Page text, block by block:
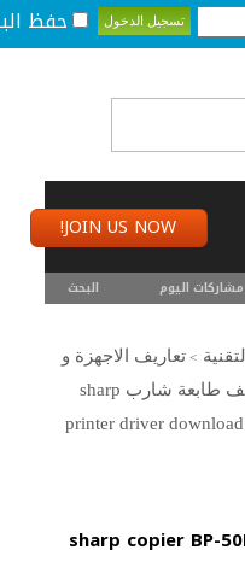
حفظ
JOIN US NOW!
مشاركات اليوم البحث
> تعاريف الاجهزة و
تحميل تعريف طابعة شارب sharp
printer driver download
sharp copier BP-